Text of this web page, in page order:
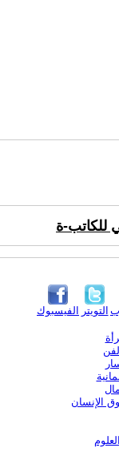
للكاتب-ة
الفيسبوك التويتر
الإنسان